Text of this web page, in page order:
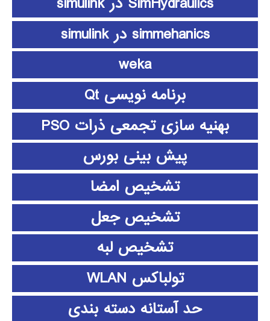
simmehanics در simulink
weka
برنامه نویسی Qt
بهنیه سازی تجمعی ذرات PSO
پیش بینی بورس
تشخیص امضا
تشخیص جعل
تشخیص لبه
تولباکس WLAN
حد آستانه دسته بندی